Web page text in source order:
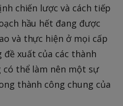
chiến lược và cách tiếp
hầu hết đang được
và thực hiện ở mọi cấp
xuất của các thành
thể làm nên một sự
thành công chung của